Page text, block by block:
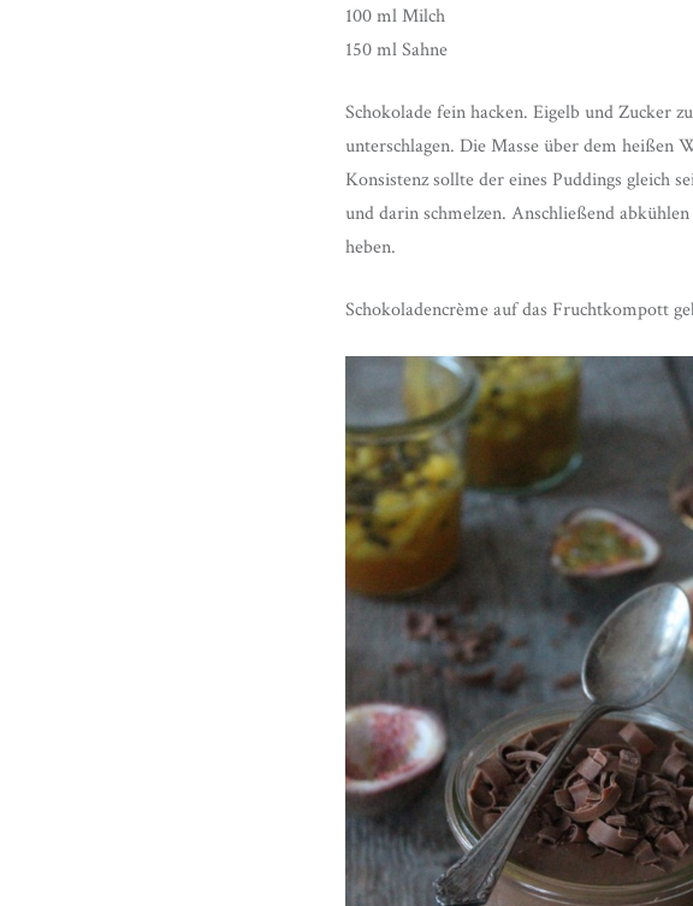
100 ml Milch
150 ml Sahne
Schokolade fein hacken. Eigelb und Zucker
unterschlagen. Die Masse über dem heißen
Konsistenz sollte der eines Puddings gleich
und darin schmelzen. Anschließend
heben.
Schokoladencrème auf das Fruchtkompott